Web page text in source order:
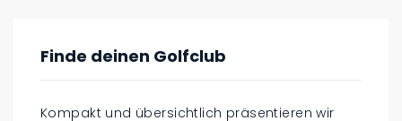
Finde deinen Golfclub
Kompakt und übersichtlich präsentieren wir